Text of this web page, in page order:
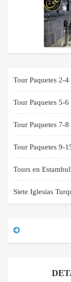
Tour Paquetes 2-4
Tour Paquetes 5-6
Tour Paquetes 7-8
Tour Paquetes 9-
Tours en Estambul
Siete Iglesias